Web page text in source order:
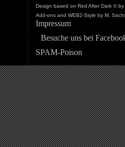
Design based on Red After Dark © by
Add-ons and WEB2-Style by M.
Impressum
Besuche uns bei
SPAM-Poison